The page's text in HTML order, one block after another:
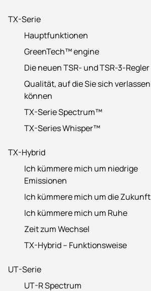
TX-Serie
Hauptfunktionen
GreenTech™ engine
Die neuen TSR- und TSR-3-Regler
Qualität, auf die Sie sich verlassen
können
TX-Serie Spectrum™
TX-Series Whisper™
TX-Hybrid
Ich kümmere mich um niedrige
Emissionen
Ich kümmere mich um die Zukunft
Ich kümmere mich um Ruhe
Zeit zum Wechsel
TX-Hybrid – Funktionsweise
UT-Serie
UT-R Spectrum